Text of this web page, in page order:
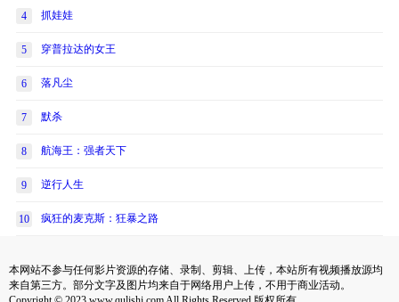
4 抓娃娃
5 穿普拉达的女王
6 落凡尘
7 默杀
8 航海王：强者天下
9 逆行人生
10 疯狂的麦克斯：狂暴之路
本网站不参与任何影片资源的存储、录制、剪辑、上传，本站所有视频播放源均
来自第三方。部分文字及图片均来自于网络用户上传，不用于商业活动。